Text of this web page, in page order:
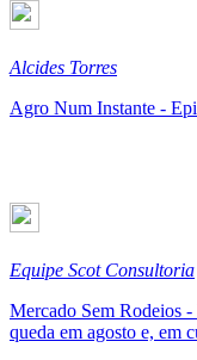
Alcides Torres
Agro Num Instante -
Equipe Scot Consultoria
Mercado Sem Rodeios
queda em agosto e, em